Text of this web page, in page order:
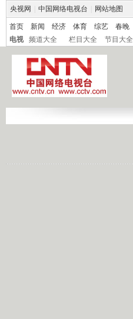
央视网 中国网络电视台 网站地图
首页 新闻 经济 体育 综艺 春晚
电视
频道大全 栏目大全 节目大全